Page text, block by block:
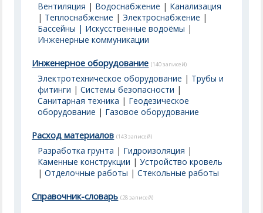
Вентиляция | Водоснабжение | Канализация
| Теплоснабжение |Электроснабжение |
Бассейны | Искусственные водоёмы |
Инженерные коммуникации
Инженерное оборудование (140 записей)
Электротехническое оборудование | Трубы и
фитинги |Системы безопасности |
Санитарная техника | Геодезическое
оборудование | Газовое оборудование
Расход материалов (143 записей)
Разработка грунта | Гидроизоляция |
Каменные конструкции |Устройство кровель
|Отделочные работы |Стекольные работы
Справочник-словарь (28 записей)